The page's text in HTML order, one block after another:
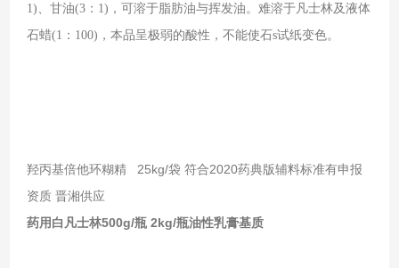
1) 、甘油(3： 1) ，可溶于脂肪油与挥发油。难溶于凡士林及液体
石蜡(1 ： 100) ，本品呈极弱的酸性，不能使石s试纸变色。
羟丙基倍他环糊精 25kg/袋 符合2020药典版辅料标准有申报
资质 晋湘供应
药用白凡士林500g/瓶 2kg/瓶油性乳膏基质